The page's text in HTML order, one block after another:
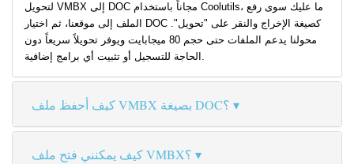
لتحويل VMBX إلى DOC مجاناً باستخدام Coolutils، ما عليك سوى رفع
الملف إلى موقعنا، ثم اختيار DOC كصيغة الإخراج والنقر على "تحويل".
محولنا يدعم الملفات حتى حجم 80 ميجابايت ويوفر تحويلاً سريعاً دون
الحاجة للتسجيل أو تثبيت أي برامج إضافية.
كيف أحفظ ملف VMBX بصيغة DOC؟
كيف يمكنني فتح ملف VMBX؟